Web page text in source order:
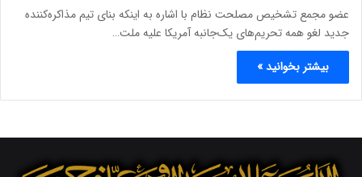
عضو مجمع تشخیص مصلحت نظام با اشاره به اینکه بنای تیم مذاکره‌کننده
جدید لغو همه تحریم‌های یک‌جانبه آمریکا علیه ملت…
بیشتر بخوانید »